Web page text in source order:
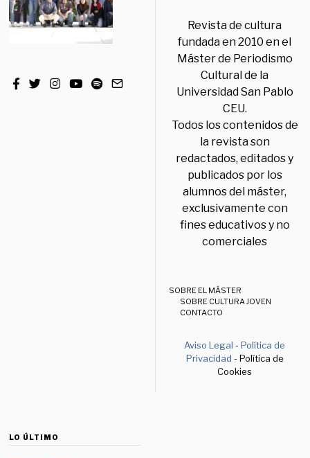
Revista de cultura
fundada en 2010 en el
Máster de Periodismo
Cultural de la
Universidad San Pablo
CEU.
Todos los contenidos de
la revista son
redactados, editados y
publicados por los
alumnos del máster,
exclusivamente con
fines educativos y no
comerciales
SOBRE EL MÁSTER
SOBRE CULTURA JOVEN
CONTACTO
Aviso Legal -Política de
Privacidad - Política de
Cookies
LO ÚLTIMO